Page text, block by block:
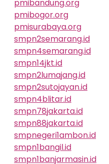
pmibandung.org
pmibogor.org
pmisurabaya.org
smpn2semarang.id
smpn4semarang.id
smpn14jkt.id
smpn2lumajang.id
smpn2sutojayan.id
smpn4blitar.id
smpn78jakarta.id
smpn88jakarta.id
smpnegeri1ambon.id
smpn1bangil.id
smpn1banjarmasin.id